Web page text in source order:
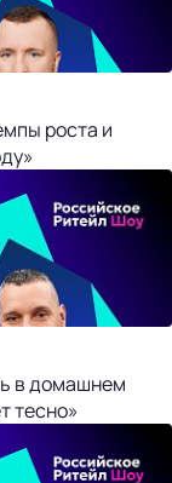
роста и
в домашнем
тесно»